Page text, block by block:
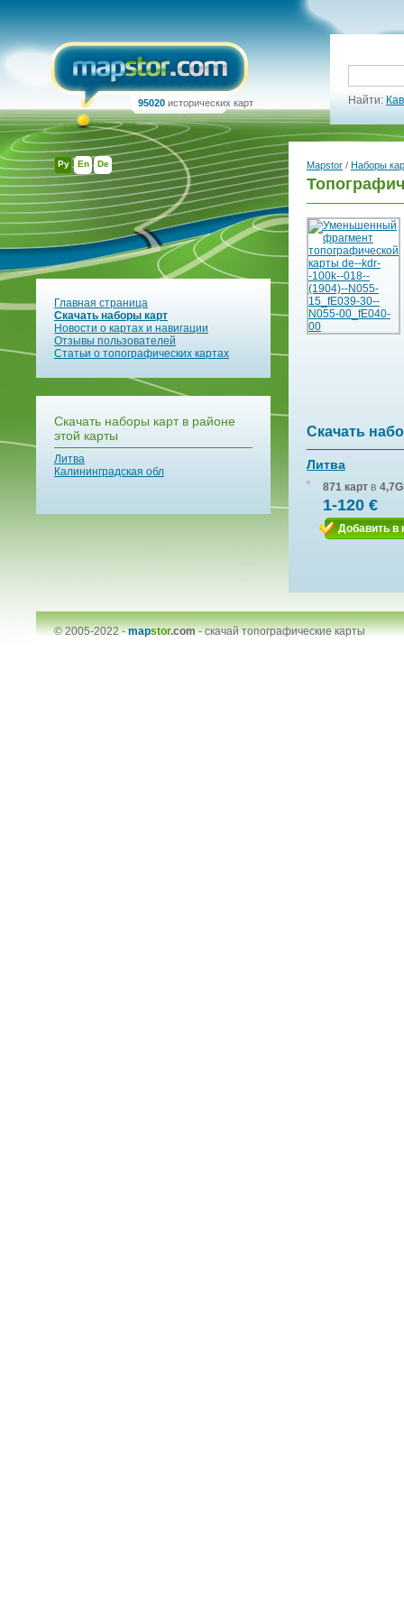
Ру En De
95020 исторических карт Найти:
Главная страница
Скачать наборы карт
Новости о картах и навигации
Отзывы пользователей
Статьи о топографических картах
Скачать наборы карт в районе
этой карты
Литва
Калининградская обл
Mapstor / Наборы
Скачать
Литва
871 карт в
1-120 €
Добавить в
© 2005-2022 -mapstor.com-скачай топографические карты